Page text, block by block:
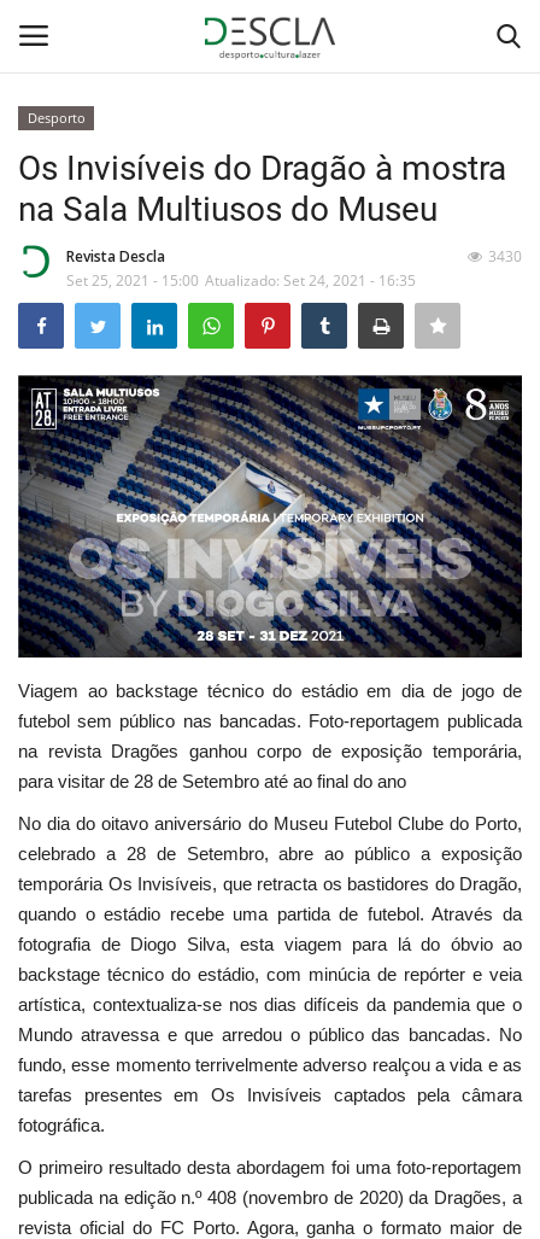
Home
...by Descla
Desporto
Contactos
Sobre Nós
Educação
Estatuto Editorial
Saúde
Ficha técnica
Cultura
Lazer
Ambiente
Desporto
Os Invisíveis do Dragão à mostra
na Sala Multiusos do Museu
Revista Descla
Set 25, 2021 - 15:00 Atualizado: Set 24, 2021 - 16:35
3430
Viagem ao backstage técnico do estádio em dia de jogo de
futebol sem público nas bancadas. Foto-reportagem publicada
na revista Dragões ganhou corpo de exposição temporária,
para visitar de 28 de Setembro até ao final do ano
No dia do oitavo aniversário do Museu Futebol Clube do Porto,
celebrado a 28 de Setembro, abre ao público a exposição
temporária Os Invisíveis, que retracta os bastidores do Dragão,
quando o estádio recebe uma partida de futebol. Através da
fotografia de Diogo Silva, esta viagem para lá do óbvio ao
backstage técnico do estádio, com minúcia de repórter e veia
artística, contextualiza-se nos dias difíceis da pandemia que o
Mundo atravessa e que arredou o público das bancadas. No
fundo, esse momento terrivelmente adverso realçou a vida e as
tarefas presentes em Os Invisíveis captados pela câmara
fotográfica.
O primeiro resultado desta abordagem foi uma foto-reportagem
publicada na edição n.º 408 (novembro de 2020) da Dragões, a
revista oficial do FC Porto. Agora, ganha o formato maior de